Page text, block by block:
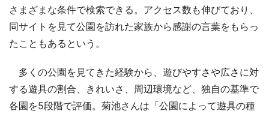
さまざまな条件で検索できる。アクセス数も伸びており、
同サイトを見て公園を訪れた家族から感謝の言葉をもらっ
たこともあるという。
多くの公園を見てきた経験から、遊びやすさや広さに対
する遊具の割合、きれいさ、周辺環境など、独自の基準で
各園を5段階で評価。菊池さんは「公園によって遊具の種